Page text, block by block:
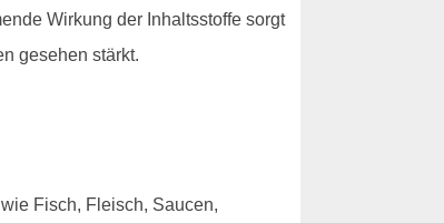
Wirkung der Inhaltsstoffe sorgt
gesehen stärkt.
Fisch, Fleisch, Saucen,